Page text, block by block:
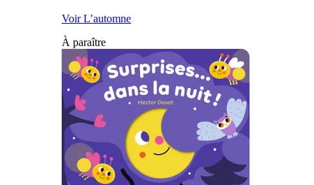
Voir L’automne
À paraître